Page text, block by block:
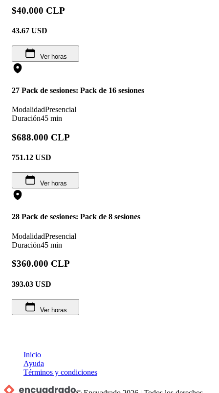
$40.000 CLP
43.67 USD
Ver horas
27 Pack de sesiones: Pack de 16 sesiones
ModalidadPresencial
Duración45 min
$688.000 CLP
751.12 USD
Ver horas
28 Pack de sesiones: Pack de 8 sesiones
ModalidadPresencial
Duración45 min
$360.000 CLP
393.03 USD
Ver horas
Inicio
Ayuda
Términos y condiciones